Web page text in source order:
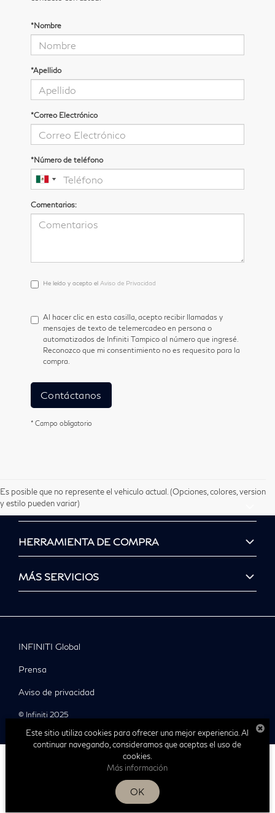
*Nombre
*Apellido
*Correo Electrónico
*Número de teléfono
Comentarios:
He
acepto
el
<a
href='/privacy.aspx'
target='_blank'>Aviso
Privacidad</a>
He leído y acepto el Aviso de Privacidad
Al hacer clic en esta casilla, acepto recibir llamadas y
mensajes de texto de telemercadeo en persona o
automatizados de Infiniti Tampico al número que ingresé.
Reconozco que mi consentimiento no es requesito para la
compra.
Contáctanos
* Campo obligatorio
Es posible que no represente el vehiculo actual. (Opciones, colores, version
y estilo pueden variar)
ATENCIÓN AL CLIENTE
HERRAMIENTA DE COMPRA
MÁS SERVICIOS
INFINITI Global
Prensa
Aviso de privacidad
© Infiniti 2025
Av. Miguel Hidalgo
México 89369| Ventas:
Este sitio utiliza cookies para ofrecer una mejor experiencia. Al
continuar navegando, consideramos que aceptas el uso de
cookies.
Más información
OK